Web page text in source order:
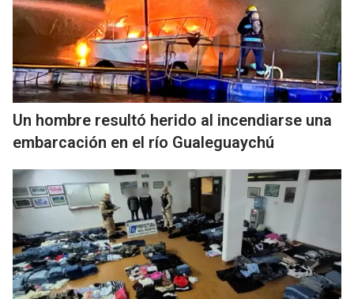
Un hombre resultó herido al incendiarse una
embarcación en el río Gualeguaychú